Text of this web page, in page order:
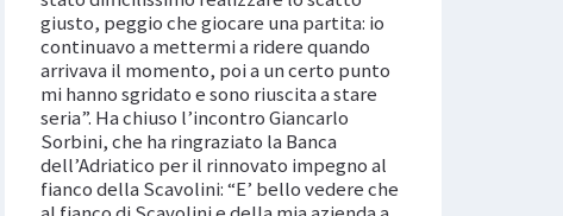
giusto, peggio che giocare una partita: io
continuavo a mettermi a ridere quando
arrivava il momento, poi a un certo punto
mi hanno sgridato e sono riuscita a stare
seria”. Ha chiuso l’incontro Giancarlo
Sorbini, che ha ringraziato la Banca
dell’Adriatico per il rinnovato impegno al
fianco della Scavolini: “E’ bello vedere che